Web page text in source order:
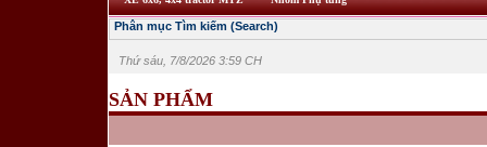
Phân mục Tìm kiếm (Search)
Thứ sáu, 7/8/2026 3:59 CH
SẢN PHẨM